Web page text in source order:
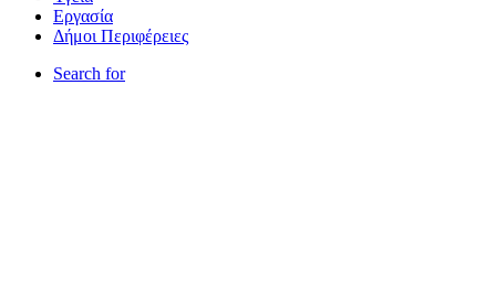
Εργασία
Δήμοι Περιφέρειες
Search for